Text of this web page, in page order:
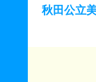
秋田公立